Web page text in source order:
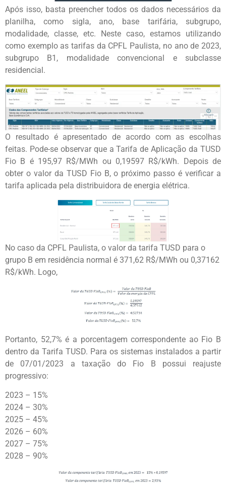
Após isso, basta preencher todos os dados necessários da
planilha, como sigla, ano, base tarifária, subgrupo,
modalidade, classe, etc. Neste caso, estamos utilizando
como exemplo as tarifas da CPFL Paulista, no ano de 2023,
subgrupo B1, modalidade convencional e subclasse
residencial.
O resultado é apresentado de acordo com as escolhas
feitas. Pode-se observar que a Tarifa de Aplicação da TUSD
Fio B é 195,97 R$/MWh ou 0,19597 R$/kWh. Depois de
obter o valor da TUSD Fio B, o próximo passo é verificar a
tarifa aplicada pela distribuidora de energia elétrica.
No caso da CPFL Paulista, o valor da tarifa TUSD para o
grupo B em residência normal é 371,62 R$/MWh ou 0,37162
R$/kWh. Logo,
Portanto, 52,7% é a porcentagem correspondente ao Fio B
dentro da Tarifa TUSD. Para os sistemas instalados a partir
de 07/01/2023 a taxação do Fio B possui reajuste
progressivo:
2023 – 15%
2024 – 30%
2025 – 45%
2026 – 60%
2027 – 75%
2028 – 90%